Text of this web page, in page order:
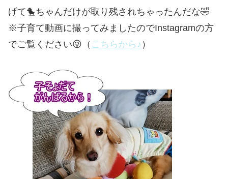
げて🐤ちゃんだけが取り残されちゃったんだな🤣
※子育て動画に撮ってみましたのでInstagramの方
でご覧ください😜（ こちらから♪ ）